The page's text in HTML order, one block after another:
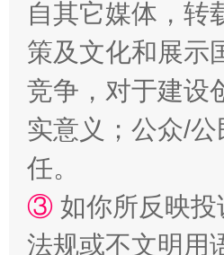
扯下公款旅游的“隐身衣”
自其它媒体，转
策及文化和展示
竞争，对于建设
实意义；公众/
任。
③ 如你所反映
法规或不文明用